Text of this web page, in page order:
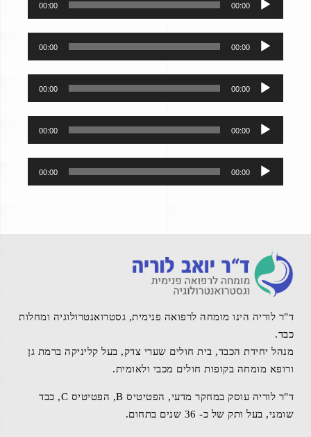
אודיו
00:00
00:00
אודיו
00:00
00:00
אודיו
00:00
00:00
אודיו
00:00
00:00
אודיו
00:00
00:00
ד"ר לוריה הינו מומחה לרפואה פנימית, גסטרואנטרולוגיה ומחלות
כבד.
מנהל יחידת הכבד, בית חולים שערי צדק, בעל קליניקה ברמת גן
ורופא מומחה בקופות חולים מכבי ולאומית.
ד"ר לוריה עוסק במחקר מדעי, הפטיטיס B, הפטיטיס C, כבד
שומני, בעל ותק של כ- 36 שנים בתחום.